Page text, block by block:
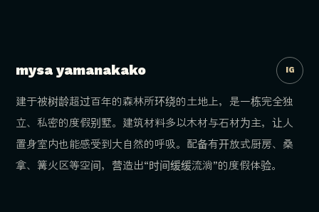
mysa yamanakako IG
建于被树龄超过百年的森林所环绕的土地上，是一栋完全独
立、私密的度假别墅。建筑材料多以木材与石材为主，让人
置身室内也能感受到大自然的呼吸。配备有开放式厨房、桑
拿、篝火区等空间，营造出“时间缓缓流淌”的度假体验。